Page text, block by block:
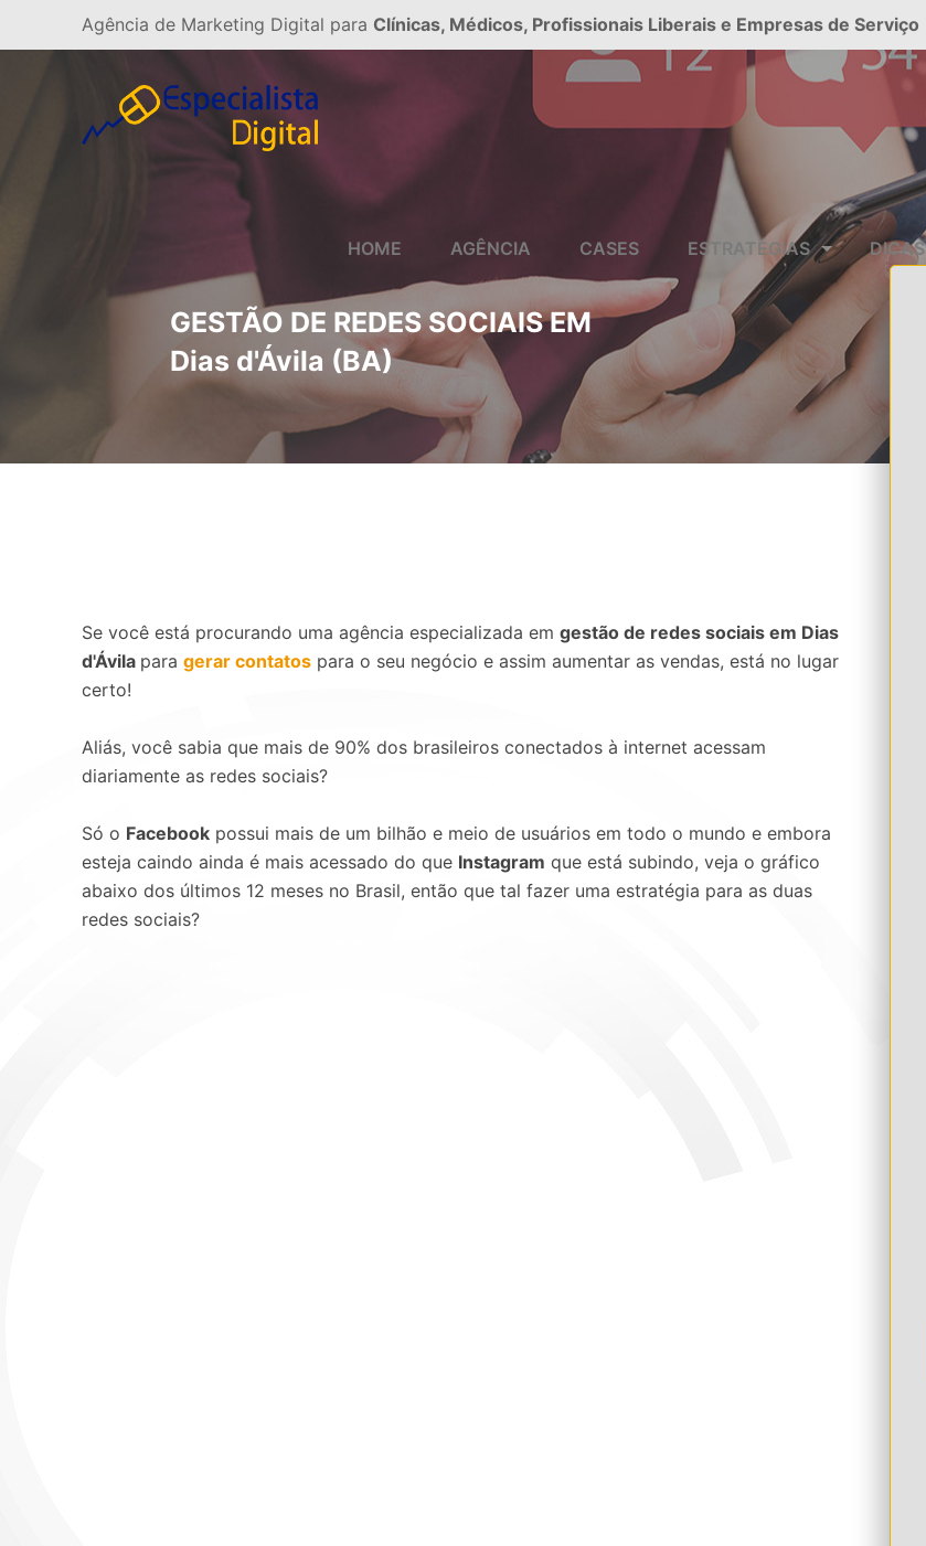
Agência de Marketing Digital para Clínicas, Médicos, Profissionais Liberais e Empresas de Serviço
HOME AGÊNCIA CASES ESTRATÉGIAS DICAS
GESTÃO DE REDES SOCIAIS EM
Dias d'Ávila (BA)
Se você está procurando uma agência especializada em gestão de redes sociais em Dias
d'Ávila para gerar contatos para o seu negócio e assim aumentar as vendas, está no lugar
certo!
Aliás, você sabia que mais de 90% dos brasileiros conectados à internet acessam
diariamente as redes sociais?
Só o Facebook possui mais de um bilhão e meio de usuários em todo o mundo e embora
esteja caindo ainda é mais acessado do que Instagram que está subindo, veja o gráfico
abaixo dos últimos 12 meses no Brasil, então que tal fazer uma estratégia para as duas
redes sociais?